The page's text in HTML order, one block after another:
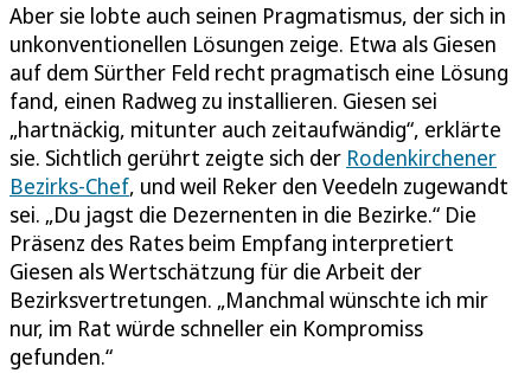
Aber sie lobte auch seinen Pragmatismus, der sich in
unkonventionellen Lösungen zeige. Etwa als Giesen
auf dem Sürther Feld recht pragmatisch eine Lösung
fand, einen Radweg zu installieren. Giesen sei
„hartnäckig, mitunter auch zeitaufwändig“, erklärte
sie. Sichtlich gerührt zeigte sich der Rodenkirchener
Bezirks-Chef, und weil Reker den Veedeln zugewandt
sei. „Du jagst die Dezernenten in die Bezirke.“ Die
Präsenz des Rates beim Empfang interpretiert
Giesen als Wertschätzung für die Arbeit der
Bezirksvertretungen. „Manchmal wünschte ich mir
nur, im Rat würde schneller ein Kompromiss
gefunden.“